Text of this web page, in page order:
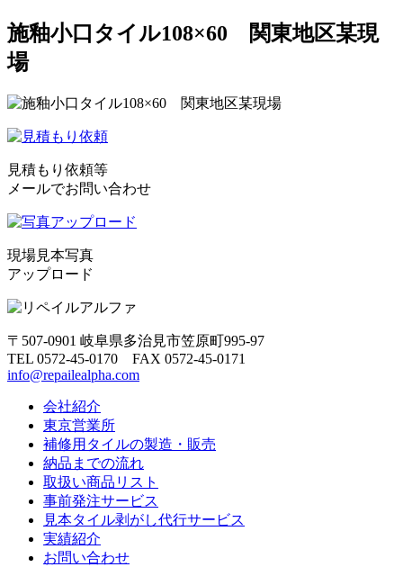
施釉小口タイル108×60 関東地区某現
場
見積もり依頼等
メールでお問い合わせ
現場見本写真
アップロード
〒507-0901 岐阜県多治見市笠原町995-97
TEL 0572-45-0170 FAX 0572-45-0171
info@repailealpha.com
会社紹介
東京営業所
補修用タイルの製造・販売
納品までの流れ
取扱い商品リスト
事前発注サービス
見本タイル剥がし代行サービス
実績紹介
お問い合わせ